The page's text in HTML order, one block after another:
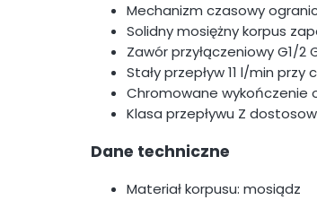
Mechanizm czasowy
Solidny mosiężny korpus
Zawór przyłączeniowy G1/
Stały przepływ 11 l/min przy
Chromowane wykończenie
Klasa przepływu Z
Dane techniczne
Materiał korpusu: mosiądz